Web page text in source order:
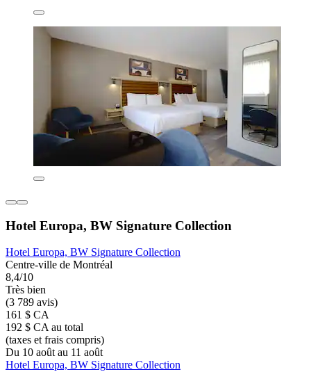
Hotel Europa, BW Signature Collection
Hotel Europa, BW Signature Collection
Centre-ville de Montréal
8,4/10
Très bien
(3 789 avis)
161 $ CA
192 $ CA au total
(taxes et frais compris)
Du 10 août au 11 août
Hotel Europa, BW Signature Collection